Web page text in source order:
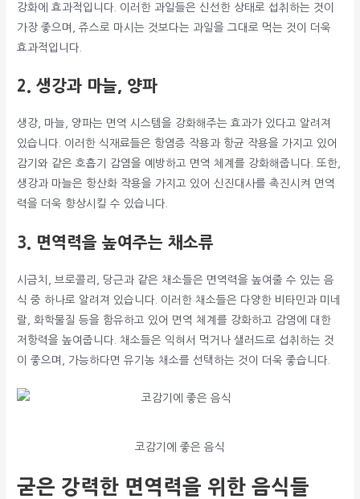
강화에 효과적입니다. 이러한 과일들은 신선한 상태로 섭취하는 것이
가장 좋으며, 쥬스로 마시는 것보다는 과일을 그대로 먹는 것이 더욱
효과적입니다.
2. 생강과 마늘, 양파
생강, 마늘, 양파는 면역 시스템을 강화해주는 효과가 있다고 알려져
있습니다. 이러한 식재료들은 항염증 작용과 항균 작용을 가지고 있어
감기와 같은 호흡기 감염을 예방하고 면역 체계를 강화해줍니다. 또한,
생강과 마늘은 항산화 작용을 가지고 있어 신진대사를 촉진시켜 면역
력을 더욱 향상시킬 수 있습니다.
3. 면역력을 높여주는 채소류
시금치, 브로콜리, 당근과 같은 채소들은 면역력을 높여줄 수 있는 음
식 중 하나로 알려져 있습니다. 이러한 채소들은 다양한 비타민과 미네
랄, 화학물질 등을 함유하고 있어 면역 체계를 강화하고 감염에 대한
저항력을 높여줍니다. 채소들은 익혀서 먹거나 샐러드로 섭취하는 것
이 좋으며, 가능하다면 유기농 채소를 선택하는 것이 더욱 좋습니다.
코감기에 좋은 음식
굳은 강력한 면역력을 위한 음식들